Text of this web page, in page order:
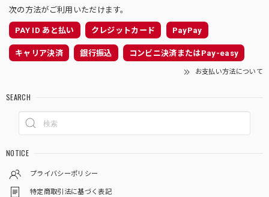
次の方法がご利用いただけます。
PAY ID あと払い クレジットカード PayPay
キャリア決済 銀行振込 コンビニ決済またはPay-easy
お支払い方法について
SEARCH
NOTICE
プライバシーポリシー
特定商取引法に基づく表記